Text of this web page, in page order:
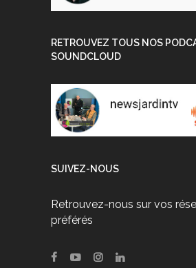
RETROUVEZ TOUS NOS
SOUNDCLOUD
SUIVEZ-NOUS
Retrouvez-nous sur vos
préférés